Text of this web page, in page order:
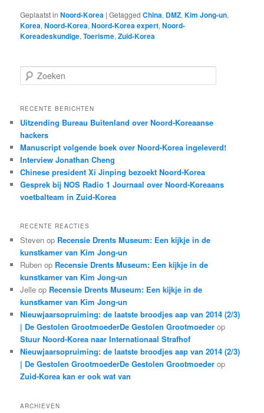
Geplaatst in Noord-Korea |Getagged China, DMZ,Kim Jong-un,
Korea,Noord-Korea,Noord-Korea expert,Noord-
Koreadeskundige,Toerisme,Zuid-Korea
o
k
n
RECENTE BERICHTEN
Uitzending Bureau Buitenland over Noord-Koreaanse
hackers
Manuscript volgende boek over Noord-Korea ingeleverd!
Interview Jonathan Cheng
Chinese president Xi Jinping bezoekt Noord-Korea
Gesprek bij NOS Radio 1 Journaal over Noord-Koreaans
voetbalteam in Zuid-Korea
RECENTE REACTIES
Steven op Recensie Drents Museum: Een kijkje in de
kunstkamer van Kim Jong-un
Ruben op Recensie Drents Museum: Een kijkje in de
kunstkamer van Kim Jong-un
Jelle op Recensie Drents Museum: Een kijkje in de
kunstkamer van Kim Jong-un
Nieuwjaarsopruiming: de laatste broodjes aap van 2014 (2/3)
| De Gestolen GrootmoederDe Gestolen Grootmoeder op
Stuur Noord-Korea naar Internationaal Strafhof
Nieuwjaarsopruiming: de laatste broodjes aap van 2014 (2/3)
| De Gestolen GrootmoederDe Gestolen Grootmoeder op
Zuid-Korea kan er ook wat van
ARCHIEVEN